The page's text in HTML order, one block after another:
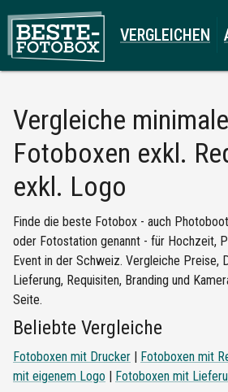
VERGLEICHEN
Vergleiche minimale
Fotoboxen exkl.
exkl. Logo
Finde die beste Fotobox - auch
oder Fotostation genannt - für Hochzeit,
Event in der Schweiz. Vergleiche Preise,
Lieferung, Requisiten, Branding und
Seite.
Beliebte Vergleiche
Fotoboxen mit Drucker Fotoboxen mit
mit eigenem Logo
Fotoboxen mit